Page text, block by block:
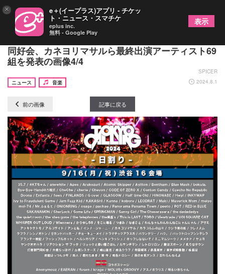
『TOKYO CALLING 2024』かりゆし58、打首獄門
同好会、カネヨリマサルら最終出演アーティスト69
組を発表の画像4/4
SPICER
ニュース
音楽 2024.8.1
前の画像 記事に戻る
× e＋(イープラス)アプリ - チケッ
ト・ニュース・スマチケ
eplus inc.
無料 - Google Play
表示